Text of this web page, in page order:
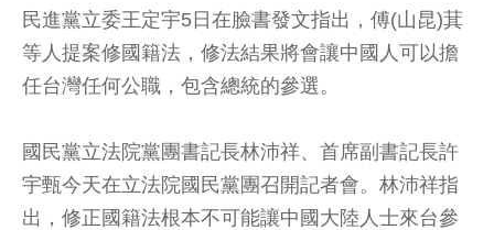
民進黨立委王定宇5日在臉書發文指出，傅(山昆)萁
等人提案修國籍法，修法結果將會讓中國人可以擔
任台灣任何公職，包含總統的參選。
國民黨立法院黨團書記長林沛祥、首席副書記長許
宇甄今天在立法院國民黨團召開記者會。林沛祥指
出，修正國籍法根本不可能讓中國大陸人士來台參